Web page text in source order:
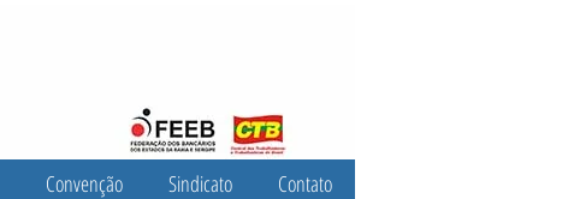
Convenção Sindicato Contato